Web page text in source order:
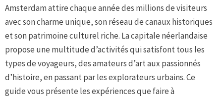
Amsterdam attire chaque année des millions de visiteurs
avec son charme unique, son réseau de canaux historiques
et son patrimoine culturel riche. La capitale néerlandaise
propose une multitude d’activités qui satisfont tous les
types de voyageurs, des amateurs d’art aux passionnés
d’histoire, en passant par les explorateurs urbains. Ce
guide vous présente les expériences que faire à